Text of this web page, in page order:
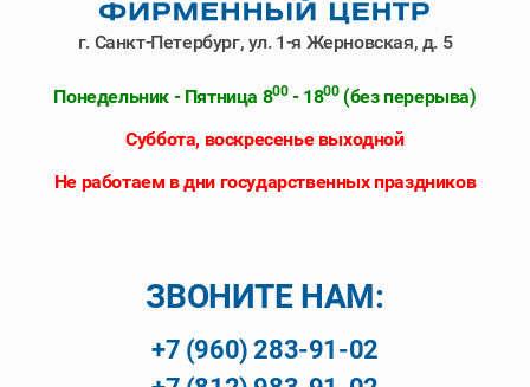
г. Санкт-Петербург, ул. 1-я Жерновская, д. 5
Понедельник - Пятница 800- 1800(без перерыва)
Суббота, воскресенье выходной
ЗВОНИТЕ НАМ: